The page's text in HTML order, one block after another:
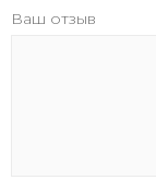
Ваш отзыв